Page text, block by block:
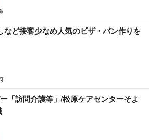
など接客少なめ人気のピザ・パン作りを
「訪問介護等」/松原ケアセンターそよ